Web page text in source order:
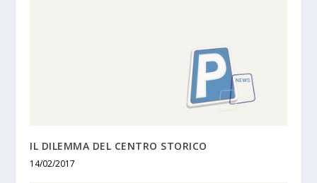
IL DILEMMA DEL CENTRO STORICO
14/02/2017